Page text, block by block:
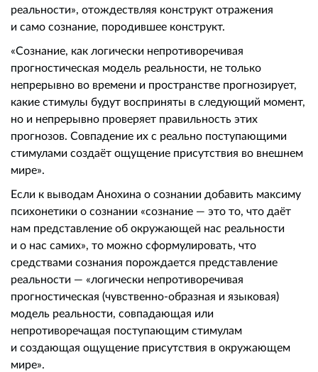
реальности», отождествляя конструкт отражения
и само сознание, породившее конструкт.
«Сознание, как логически непротиворечивая
прогностическая модель реальности, не только
непрерывно во времени и пространстве прогнозирует,
какие стимулы будут восприняты в следующий момент,
но и непрерывно проверяет правильность этих
прогнозов. Совпадение их с реально поступающими
стимулами создаёт ощущение присутствия во внешнем
мире».
Если к выводам Анохина о сознании добавить максиму
психонетики о сознании «сознание — это то, что даёт
нам представление об окружающей нас реальности
и о нас самих», то можно сформулировать, что
средствами сознания порождается представление
реальности — «логически непротиворечивая
прогностическая (чувственно-образная и языковая)
модель реальности, совпадающая или
непротиворечащая поступающим стимулам
и создающая ощущение присутствия в окружающем
мире».